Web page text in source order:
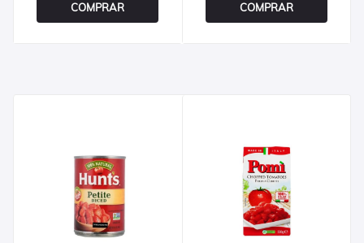
COMPRAR COMPRAR